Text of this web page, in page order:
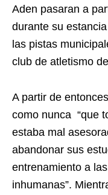
Aden pasaran a
durante su
las pistas
club de atletismo
A partir de
como nunca “que
estaba mal
abandonar sus
entrenamiento a
inhumanas”.